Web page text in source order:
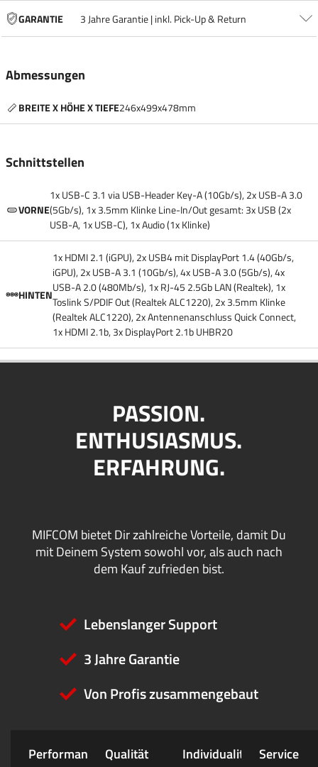
GARANTIE 3 Jahre Garantie | inkl. Pick-Up & Return
Abmessungen
BREITE X HÖHE X TIEFE246x499x478mm
Schnittstellen
VORNE
1x USB-C 3.1 via USB-Header Key-A (10Gb/​s), 2x USB-A 3.0
(5Gb/​s), 1x 3.5mm Klinke Line-In/​Out gesamt: 3x USB (2x
USB-A, 1x USB-C), 1x Audio (1x Klinke)
HINTEN
1x HDMI 2.1 (iGPU), 2x USB4 mit DisplayPort 1.4 (40Gb/​s,
iGPU), 2x USB-A 3.1 (10Gb/​s), 4x USB-A 3.0 (5Gb/​s), 4x
USB-A 2.0 (480Mb/​s), 1x RJ-45 2.5Gb LAN (Realtek), 1x
Toslink S/​PDIF Out (Realtek ALC1220), 2x 3.5mm Klinke
(Realtek ALC1220), 2x Antennenanschluss Quick Connect,
1x HDMI 2.1b, 3x DisplayPort 2.1b UHBR20
PASSION.
ENTHUSIASMUS.
ERFAHRUNG.
MIFCOM bietet Dir zahlreiche Vorteile, damit Du
mit Deinem System sowohl vor, als auch nach
dem Kauf zufrieden bist.
Lebenslanger Support
3 Jahre Garantie
Von Profis zusammengebaut
Performance Qualität Individualität Service